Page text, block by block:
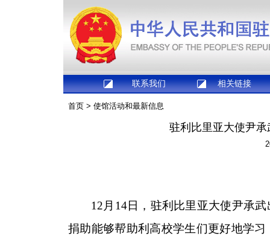
联系我们 相关链接
首页 > 使馆活动和最新信息
驻利比里亚大使尹
12月14日，驻利比里亚大使尹承
捐助能够帮助利高校学生们更好地学